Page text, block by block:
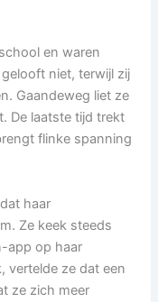
en waren
niet, terwijl zij
Gaandeweg liet ze
De laatste tijd trekt
flinke spanning
haar
Ze keek steeds
app op haar
vertelde ze dat een
ze zich meer